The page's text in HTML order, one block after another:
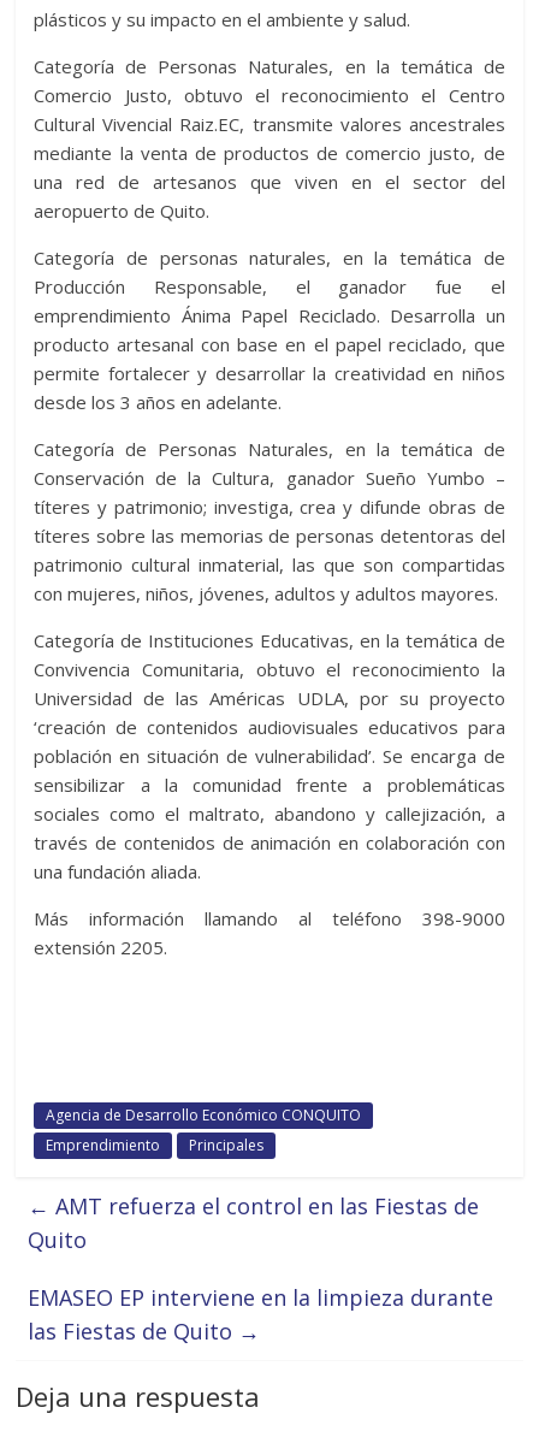
plásticos y su impacto en el ambiente y salud.
Categoría de Personas Naturales, en la temática de
Comercio Justo, obtuvo el reconocimiento el Centro
Cultural Vivencial Raiz.EC, transmite valores ancestrales
mediante la venta de productos de comercio justo, de
una red de artesanos que viven en el sector del
aeropuerto de Quito.
Categoría de personas naturales, en la temática de
Producción Responsable, el ganador fue el
emprendimiento Ánima Papel Reciclado. Desarrolla un
producto artesanal con base en el papel reciclado, que
permite fortalecer y desarrollar la creatividad en niños
desde los 3 años en adelante.
Categoría de Personas Naturales, en la temática de
Conservación de la Cultura, ganador Sueño Yumbo –
títeres y patrimonio; investiga, crea y difunde obras de
títeres sobre las memorias de personas detentoras del
patrimonio cultural inmaterial, las que son compartidas
con mujeres, niños, jóvenes, adultos y adultos mayores.
Categoría de Instituciones Educativas, en la temática de
Convivencia Comunitaria, obtuvo el reconocimiento la
Universidad de las Américas UDLA, por su proyecto
‘creación de contenidos audiovisuales educativos para
población en situación de vulnerabilidad’. Se encarga de
sensibilizar a la comunidad frente a problemáticas
sociales como el maltrato, abandono y callejización, a
través de contenidos de animación en colaboración con
una fundación aliada.
Más información llamando al teléfono 398-9000
extensión 2205.
Agencia de Desarrollo Económico CONQUITO
Emprendimiento
Principales
← AMT refuerza el control en las Fiestas de
Quito
EMASEO EP interviene en la limpieza durante
las Fiestas de Quito →
Deja una respuesta